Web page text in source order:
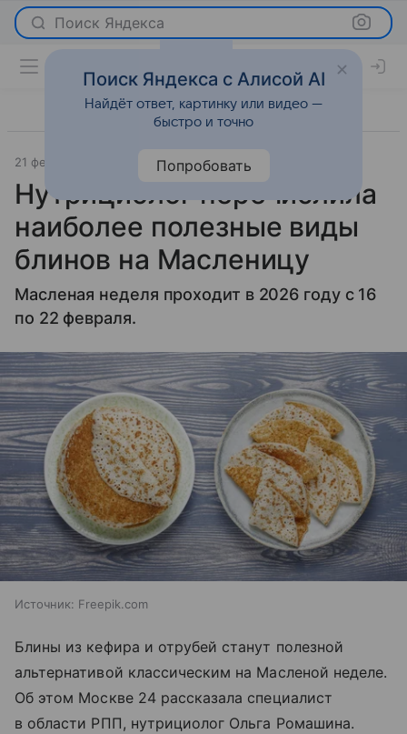
Поиск Яндекса
21 февраля 2026 m24.ru Новости
Нутрициолог перечислила
наиболее полезные виды
блинов на Масленицу
Масленая неделя проходит в 2026 году с 16
по 22 февраля.
Источник: Freepik.com
Блины из кефира и отрубей станут полезной
альтернативой классическим на Масленой неделе.
Об этом Москве 24 рассказала специалист
в области РПП, нутрициолог Ольга Ромашина.
Поиск Яндекса с Алисой AI
Найдёт ответ, картинку или видео —
быстро и точно
Попробовать